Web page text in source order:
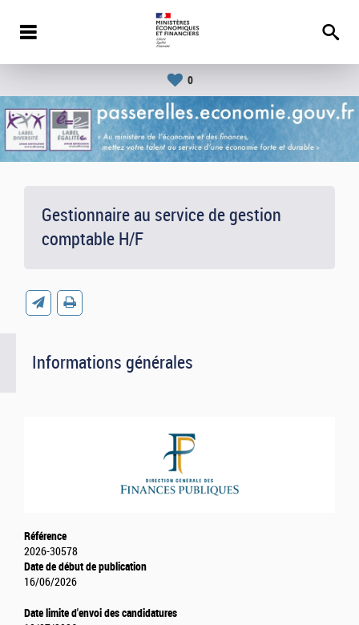
0
Gestionnaire au service de gestion
comptable H/F
Informations générales
Référence
2026-30578
Date de début de publication
16/06/2026
Date limite d'envoi des candidatures